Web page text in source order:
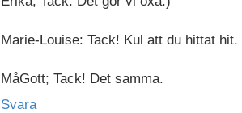
Marie-Louise: Tack! Kul att du hittat hit.
MåGott; Tack! Det samma.
Svara